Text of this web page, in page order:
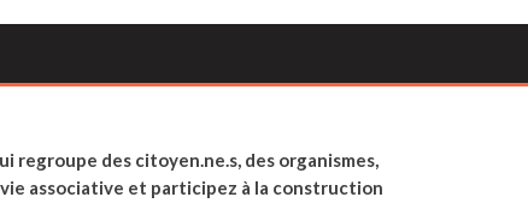
des citoyen.ne.s, des organismes,
associative et participez à la construction